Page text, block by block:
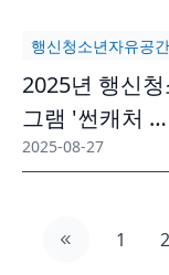
행신청소년자유공간
2025년 행신
그램 '썬캐처 …
2025-08-27
1 2